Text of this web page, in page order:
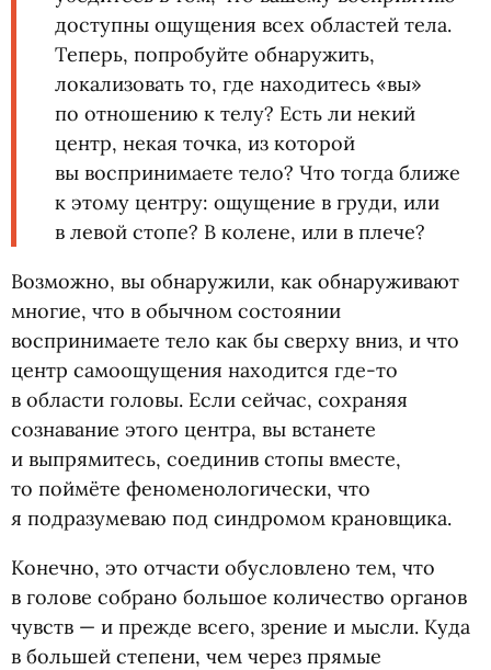
доступны ощущения всех областей тела.
Теперь, попробуйте обнаружить,
локализовать то, где находитесь «вы»
по отношению к телу? Есть ли некий
центр, некая точка, из которой
вы воспринимаете тело? Что тогда ближе
к этому центру: ощущение в груди, или
в левой стопе? В колене, или в плече?
Возможно, вы обнаружили, как обнаруживают
многие, что в обычном состоянии
воспринимаете тело как бы сверху вниз, и что
центр самоощущения находится где-то
в области головы. Если сейчас, сохраняя
сознавание этого центра, вы встанете
и выпрямитесь, соединив стопы вместе,
то поймёте феноменологически, что
я подразумеваю под синдромом крановщика.
Конечно, это отчасти обусловлено тем, что
в голове собрано большое количество органов
чувств — и прежде всего, зрение и мысли. Куда
в большей степени, чем через прямые